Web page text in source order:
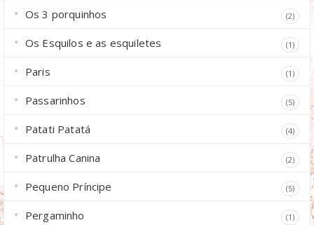
Os 3 porquinhos (2)
Os Esquilos e as esquiletes (1)
Paris (1)
Passarinhos (5)
Patati Patatá (4)
Patrulha Canina (2)
Pequeno Príncipe (5)
Pergaminho (1)